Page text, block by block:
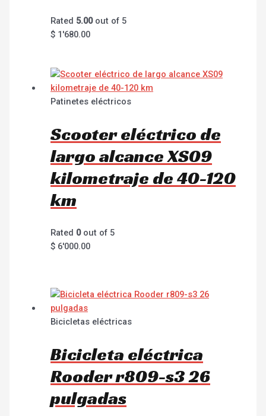
Rated 5.00out of 5
$ 1'680.00
Patinetes eléctricos
Scooter eléctrico de
largo alcance XS09
kilometraje de 40-120
km
Rated 0out of 5
$ 6'000.00
Bicicletas eléctricas
Bicicleta eléctrica
Rooder r809-s3 26
pulgadas